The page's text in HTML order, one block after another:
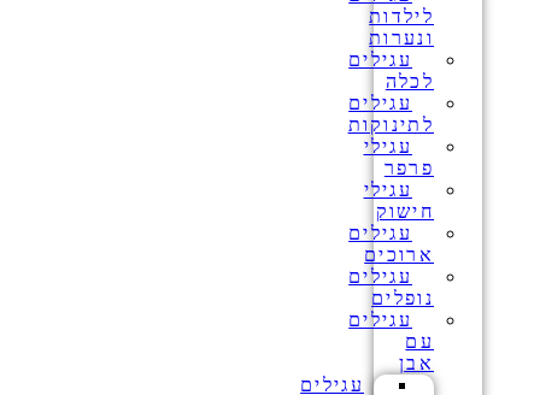
לילדות
ונערות
עגילים
לכלה
עגילים
לתינוקות
עגילי
פרפר
עגילי
חישוק
עגילים
ארוכים
עגילים
נופלים
עגילים
עם
אבן
עגילים